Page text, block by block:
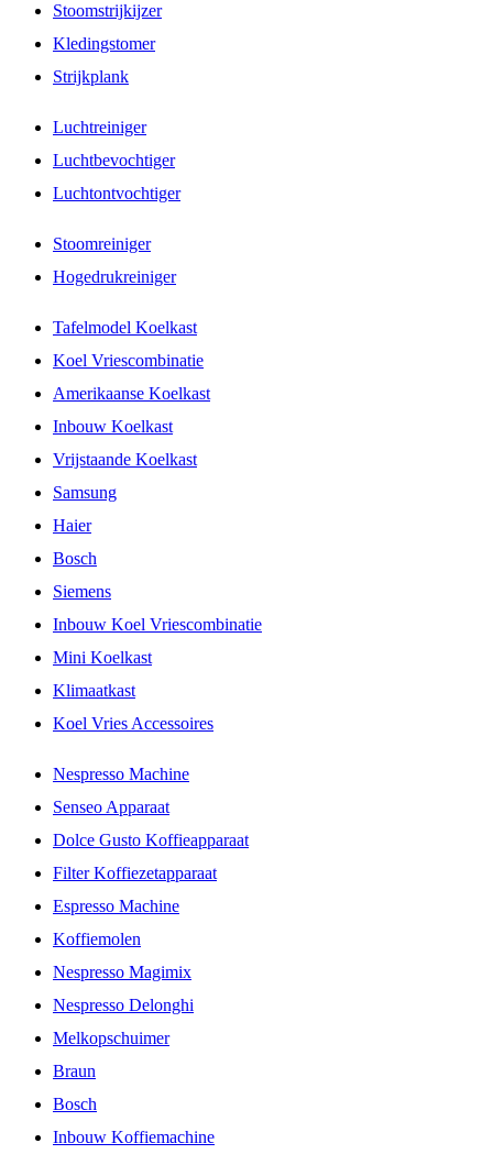
Stoomstrijkijzer
Kledingstomer
Strijkplank
Luchtreiniger
Luchtbevochtiger
Luchtontvochtiger
Stoomreiniger
Hogedrukreiniger
Tafelmodel Koelkast
Koel Vriescombinatie
Amerikaanse Koelkast
Inbouw Koelkast
Vrijstaande Koelkast
Samsung
Haier
Bosch
Siemens
Inbouw Koel Vriescombinatie
Mini Koelkast
Klimaatkast
Koel Vries Accessoires
Nespresso Machine
Senseo Apparaat
Dolce Gusto Koffieapparaat
Filter Koffiezetapparaat
Espresso Machine
Koffiemolen
Nespresso Magimix
Nespresso Delonghi
Melkopschuimer
Braun
Bosch
Inbouw Koffiemachine